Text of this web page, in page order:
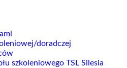
doradczej
szkoleniowego TSL Silesia